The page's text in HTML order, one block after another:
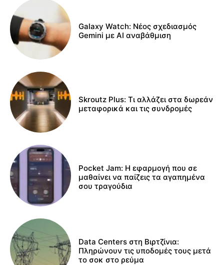
Galaxy Watch: Νέος σχεδιασμός
Gemini με AI αναβάθμιση
Skroutz Plus: Τι αλλάζει στα δωρεάν
μεταφορικά και τις συνδρομές
Pocket Jam: Η εφαρμογή που σε
μαθαίνει να παίζεις τα αγαπημένα
σου τραγούδια
Data Centers στη Βιρτζίνια:
Πληρώνουν τις υποδομές τους μετά
το σοκ στο ρεύμα